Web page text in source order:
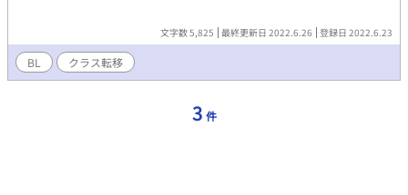
文字数 5,825 最終更新日 2022.6.26 登録日 2022.6.23
BL クラス転移
3 件